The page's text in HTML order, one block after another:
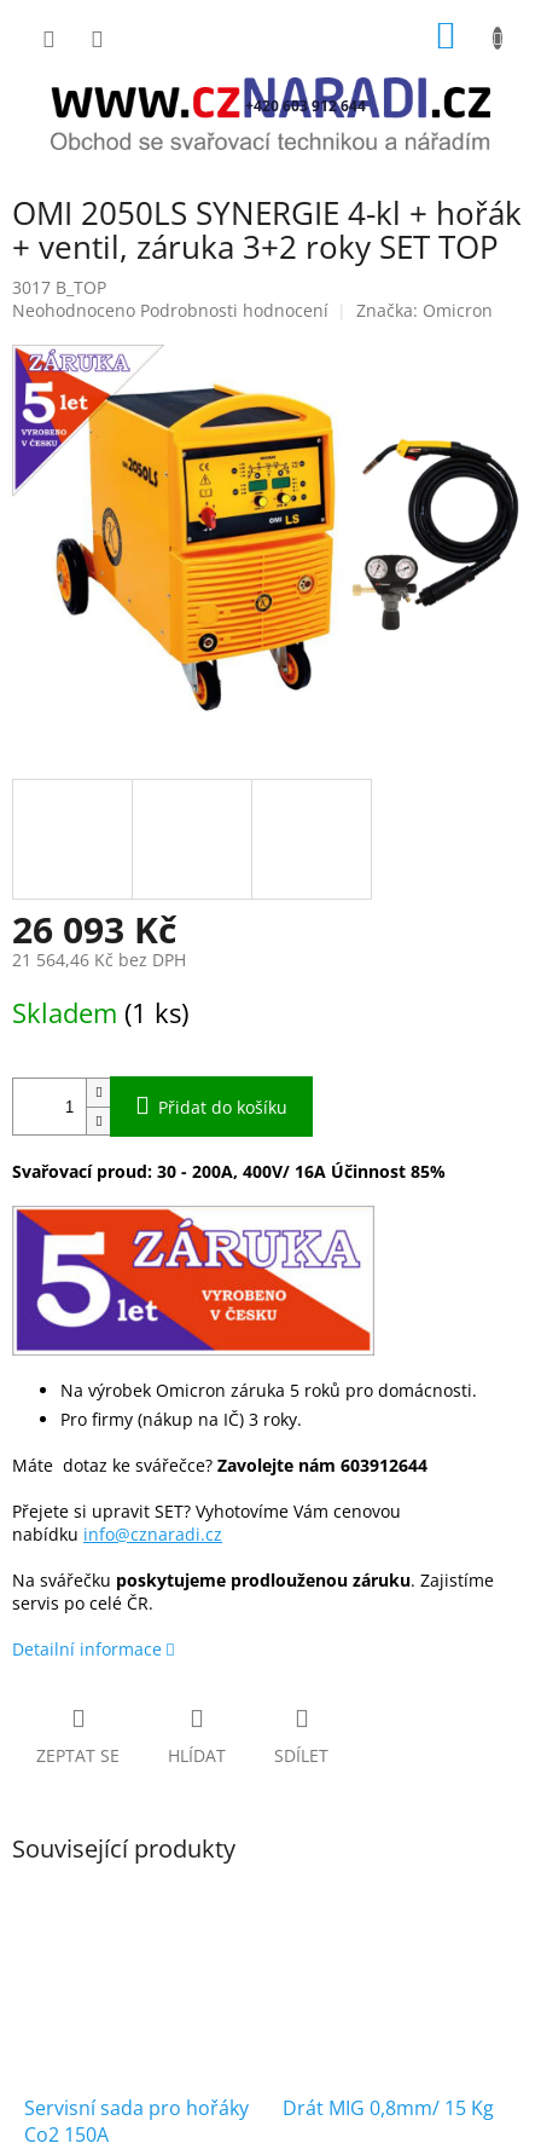
+420 603 912 644
OMI 2050LS SYNERGIE 4-kl + hořák
+ ventil, záruka 3+2 roky SET TOP
3017 B_TOP
Průměrné
produktu
0,0
hvězdiček.
Neohodnoceno Podrobnosti hodnocení Značka: Omicron
26 093 Kč
21 564,46 Kč bez DPH
cena:
Skladem (1 ks)
Přidat do košíku
Svařovací proud: 30 - 200A, 400V/ 16A Účinnost 85%
Na výrobek Omicron záruka 5 roků pro domácnosti.
Pro firmy (nákup na IČ) 3 roky.
Máte dotaz ke svářečce? Zavolejte nám 603912644
Přejete si upravit SET? Vyhotovíme Vám cenovou
nabídku info@cznaradi.cz
Na svářečku poskytujeme prodlouženou záruku. Zajistíme
servis po celé ČR.
Detailní informace
ZEPTAT SE HLÍDAT SDÍLET
Související produkty
Servisní sada pro hořáky
Co2 150A
Drát MIG 0,8mm/ 15 Kg